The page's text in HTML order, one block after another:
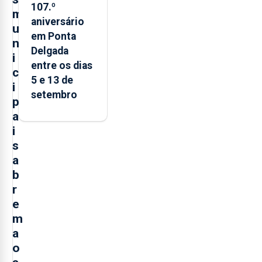
m
u
n
i
c
i
p
a
i
s
a
b
r
e
m
a
o
107.º
aniversário
em Ponta
Delgada
entre os dias
5 e 13 de
setembro